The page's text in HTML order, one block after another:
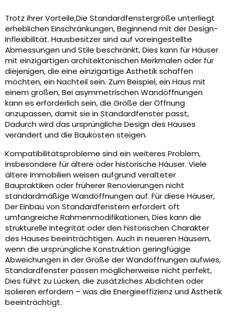
Trotz ihrer Vorteile,Die Standardfenstergröße unterliegt
erheblichen Einschränkungen, Beginnend mit der Design-
Inflexibilität. Hausbesitzer sind auf voreingestellte
Abmessungen und Stile beschränkt, Dies kann für Häuser
mit einzigartigen architektonischen Merkmalen oder für
diejenigen, die eine einzigartige Ästhetik schaffen
möchten, ein Nachteil sein. Zum Beispiel, ein Haus mit
einem großen, Bei asymmetrischen Wandöffnungen
kann es erforderlich sein, die Größe der Öffnung
anzupassen, damit sie in Standardfenster passt,
Dadurch wird das ursprüngliche Design des Hauses
verändert und die Baukosten steigen.
Kompatibilitätsprobleme sind ein weiteres Problem,
insbesondere für ältere oder historische Häuser. Viele
ältere Immobilien weisen aufgrund veralteter
Baupraktiken oder früherer Renovierungen nicht
standardmäßige Wandöffnungen auf. Für diese Häuser,
Der Einbau von Standardfenstern erfordert oft
umfangreiche Rahmenmodifikationen, Dies kann die
strukturelle Integrität oder den historischen Charakter
des Hauses beeinträchtigen. Auch in neueren Häusern,
wenn die ursprüngliche Konstruktion geringfügige
Abweichungen in der Größe der Wandöffnungen aufwies,
Standardfenster passen möglicherweise nicht perfekt,
Dies führt zu Lücken, die zusätzliches Abdichten oder
Isolieren erfordern – was die Energieeffizienz und Ästhetik
beeinträchtigt.